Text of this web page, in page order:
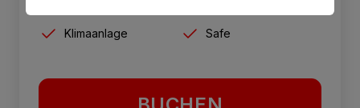
Klimaanlage
Safe